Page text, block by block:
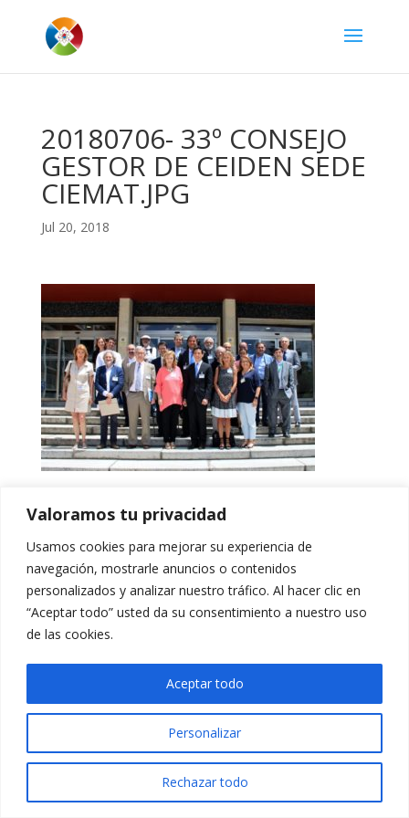
Valoramos tu privacidad
Usamos cookies para mejorar su experiencia de
navegación, mostrarle anuncios o contenidos
personalizados y analizar nuestro tráfico. Al hacer clic en
“Aceptar todo” usted da su consentimiento a nuestro uso
de las cookies.
Personalizar
Rechazar todo
Aceptar todo
20180706- 33º CONSEJO
GESTOR DE CEIDEN SEDE
CIEMAT.JPG
Jul 20, 2018